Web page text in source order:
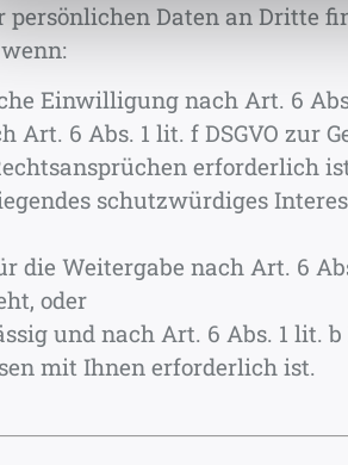
Daten an Dritte
Einwilligung nach Art. 6
Art. 6 Abs. 1 lit. f DSGVO zur
erforderlich
schutzwürdiges
die Weitergabe nach Art. 6
oder
und nach Art. 6 Abs. 1 lit.
mit Ihnen erforderlich ist.